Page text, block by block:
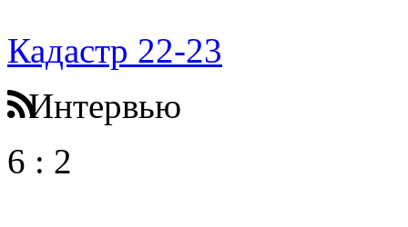
Кадастр 22-23
Интервью
6 : 2